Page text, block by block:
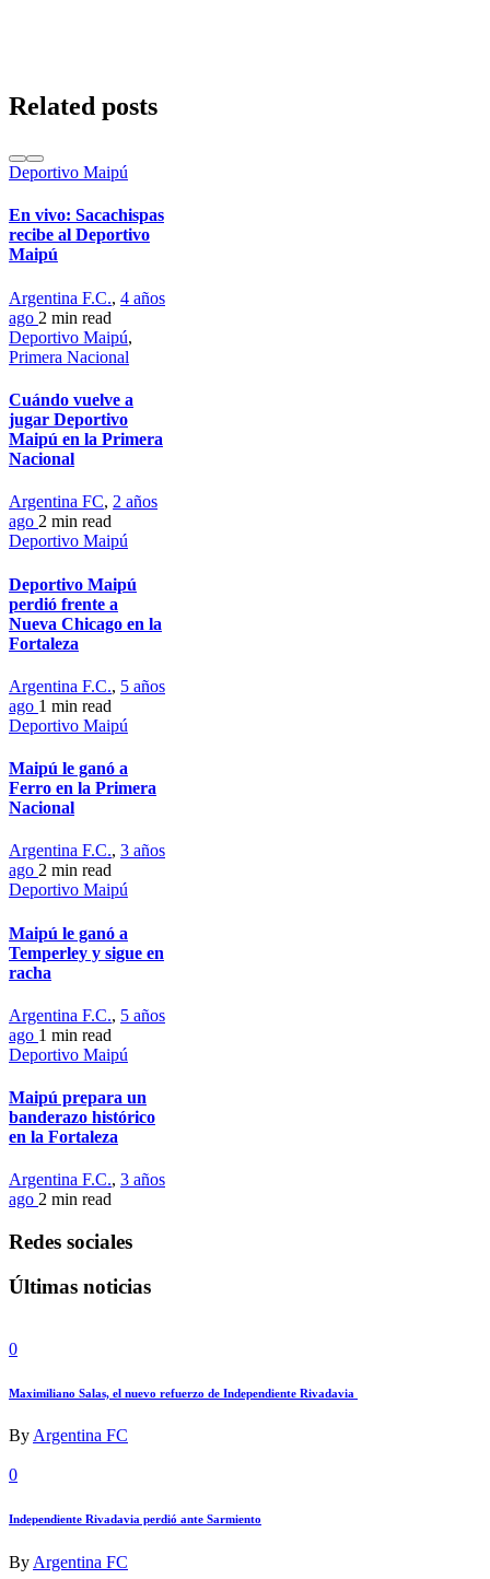
Related posts
Deportivo Maipú
En vivo: Sacachispas
recibe al Deportivo
Maipú
Argentina F.C., 4 años
ago 2 min read
Deportivo Maipú,
Primera Nacional
Cuándo vuelve a
jugar Deportivo
Maipú en la Primera
Nacional
Argentina FC, 2 años
ago 2 min read
Deportivo Maipú
Deportivo Maipú
perdió frente a
Nueva Chicago en la
Fortaleza
Argentina F.C., 5 años
ago 1 min read
Deportivo Maipú
Maipú le ganó a
Ferro en la Primera
Nacional
Argentina F.C., 3 años
ago 2 min read
Deportivo Maipú
Maipú le ganó a
Temperley y sigue en
racha
Argentina F.C., 5 años
ago 1 min read
Deportivo Maipú
Maipú prepara un
banderazo histórico
en la Fortaleza
Argentina F.C., 3 años
ago 2 min read
Redes sociales
Últimas noticias
0
Maximiliano Salas, el nuevo refuerzo de Independiente Rivadavia
ByArgentina FC
0
Independiente Rivadavia perdió ante Sarmiento
ByArgentina FC